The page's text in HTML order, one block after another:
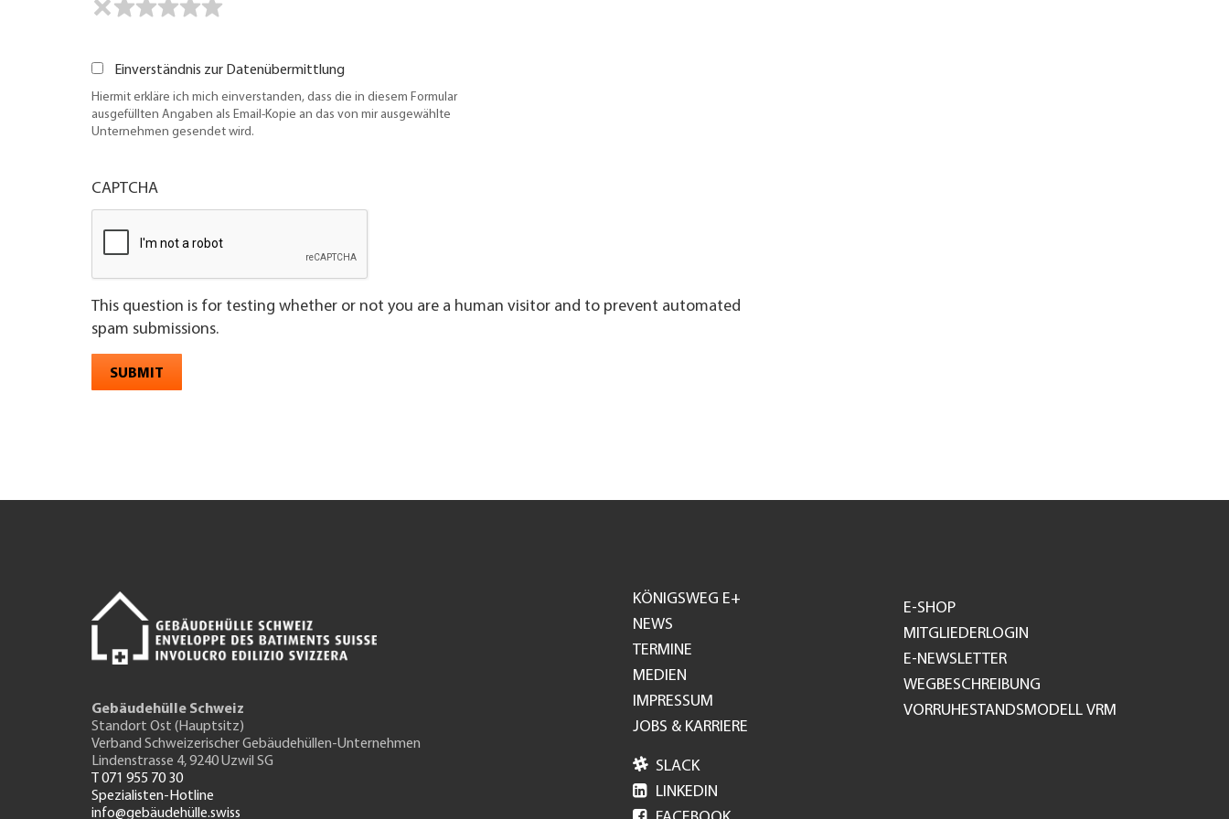
Einverständnis zur Datenübermittlung
Hiermit erkläre ich mich einverstanden, dass die in diesem Formular
ausgefüllten Angaben als Email-Kopie an das von mir ausgewählte
Unternehmen gesendet wird.
CAPTCHA
This question is for testing whether or not you are a human visitor and to prevent automated
spam submissions.
SUBMIT
Gebäudehülle Schweiz
Standort Ost (Hauptsitz)
Verband Schweizerischer Gebäudehüllen-Unternehmen
Lindenstrasse 4, 9240 Uzwil SG
T 071 955 70 30
Spezialisten-Hotline
info@gebäudehülle.swiss
Footer
GH
KÖNIGSWEG E+
NEWS
TERMINE
MEDIEN
IMPRESSUM
JOBS & KARRIERE
E-SHOP
MITGLIEDERLOGIN
E-NEWSLETTER
WEGBESCHREIBUNG
VORRUHESTANDSMODELL VRM
 SLACK
 LINKEDIN